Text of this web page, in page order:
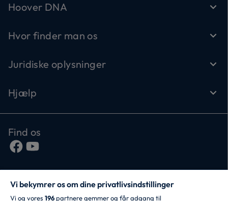
Hoover DNA
Hvor finder man os
Juridiske oplysninger
Hjælp
Find os
Vi bekymrer os om dine privatlivsindstillinger
Vi og vores 196partnere gemmer og får adgang til